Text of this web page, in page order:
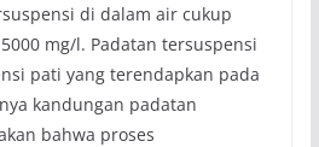
di dalam air cukup
mg/l. Padatan tersuspensi
pati yang terendapkan pada
kandungan padatan
bahwa proses